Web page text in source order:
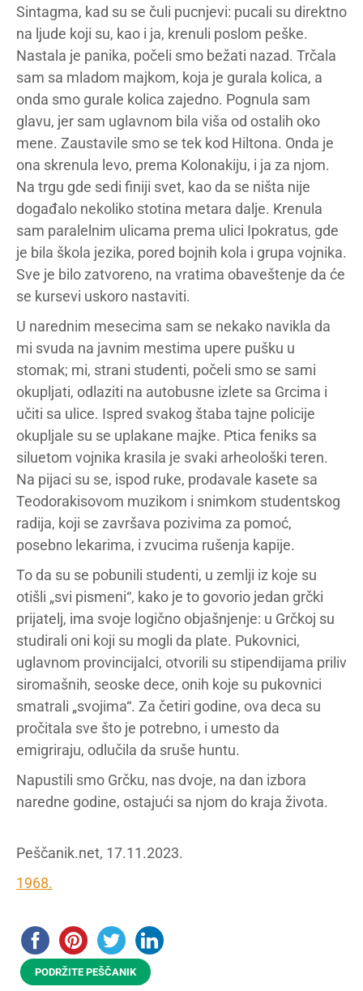
Sintagma, kad su se čuli pucnjevi: pucali su direktno
na ljude koji su, kao i ja, krenuli poslom peške.
Nastala je panika, počeli smo bežati nazad. Trčala
sam sa mladom majkom, koja je gurala kolica, a
onda smo gurale kolica zajedno. Pognula sam
glavu, jer sam uglavnom bila viša od ostalih oko
mene. Zaustavile smo se tek kod Hiltona. Onda je
ona skrenula levo, prema Kolonakiju, i ja za njom.
Na trgu gde sedi finiji svet, kao da se ništa nije
događalo nekoliko stotina metara dalje. Krenula
sam paralelnim ulicama prema ulici Ipokratus, gde
je bila škola jezika, pored bojnih kola i grupa vojnika.
Sve je bilo zatvoreno, na vratima obaveštenje da će
se kursevi uskoro nastaviti.
U narednim mesecima sam se nekako navikla da
mi svuda na javnim mestima upere pušku u
stomak; mi, strani studenti, počeli smo se sami
okupljati, odlaziti na autobusne izlete sa Grcima i
učiti sa ulice. Ispred svakog štaba tajne policije
okupljale su se uplakane majke. Ptica feniks sa
siluetom vojnika krasila je svaki arheološki teren.
Na pijaci su se, ispod ruke, prodavale kasete sa
Teodorakisovom muzikom i snimkom studentskog
radija, koji se završava pozivima za pomoć,
posebno lekarima, i zvucima rušenja kapije.
To da su se pobunili studenti, u zemlji iz koje su
otišli „svi pismeni“, kako je to govorio jedan grčki
prijatelj, ima svoje logično objašnjenje: u Grčkoj su
studirali oni koji su mogli da plate. Pukovnici,
uglavnom provincijalci, otvorili su stipendijama priliv
siromašnih, seoske dece, onih koje su pukovnici
smatrali „svojima“. Za četiri godine, ova deca su
pročitala sve što je potrebno, i umesto da
emigriraju, odlučila da sruše huntu.
Napustili smo Grčku, nas dvoje, na dan izbora
naredne godine, ostajući sa njom do kraja života.
Peščanik.net, 17.11.2023.
1968.
PODRŽITE PEŠČANIK